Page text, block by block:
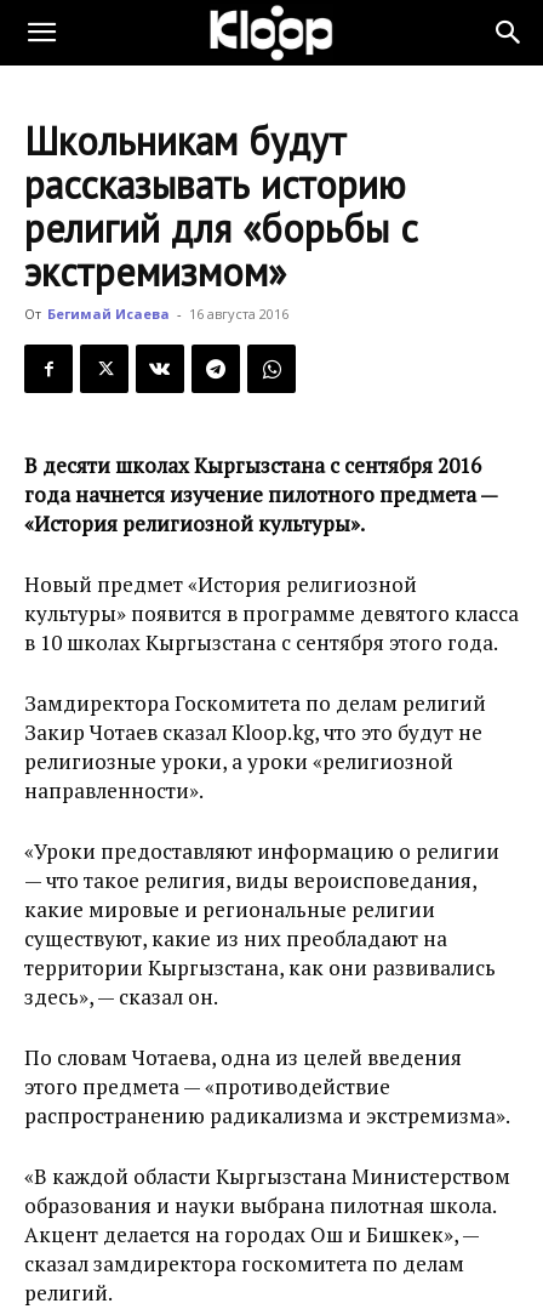
KLOOP.KG
Новости
Кыргызстана
Школьникам будут
рассказывать историю
религий для «борьбы с
экстремизмом»
От Бегимай Исаева - 16 августа 2016
В десяти школах Кыргызстана с сентября 2016
года начнется изучение пилотного предмета —
«История религиозной культуры».
Новый предмет «История религиозной
культуры» появится в программе девятого класса
в 10 школах Кыргызстана с сентября этого года.
Замдиректора Госкомитета по делам религий
Закир Чотаев сказал Kloop.kg, что это будут не
религиозные уроки, а уроки «религиозной
направленности».
«Уроки предоставляют информацию о религии
— что такое религия, виды вероисповедания,
какие мировые и региональные религии
существуют, какие из них преобладают на
территории Кыргызстана, как они развивались
здесь», — сказал он.
По словам Чотаева, одна из целей введения
этого предмета — «противодействие
распространению радикализма и экстремизма».
«В каждой области Кыргызстана Министерством
образования и науки выбрана пилотная школа.
Акцент делается на городах Ош и Бишкек», —
сказал замдиректора госкомитета по делам
религий.